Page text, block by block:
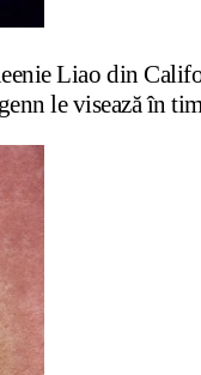
Liao din
le visează în